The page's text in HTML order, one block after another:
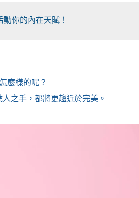
你的內在天賦！
麼樣的呢？
之手，都將更趨近於完美。